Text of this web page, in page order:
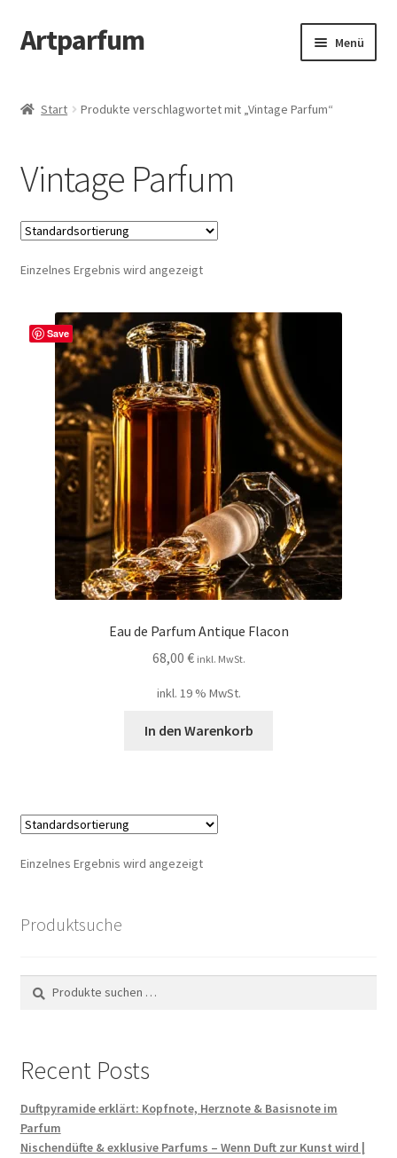
Zur
Navigation
Zum
Inhalt
Artparfum Menü
AGB
Cart
Checkout
Datenschutzbelehrung
Kontakt
My account
Nischendüfte Blog
Unser Shop edler Düfte
Unsere Versandarten
Start Produkte verschlagwortet mit „Vintage Parfum“
Vintage Parfum
Einzelnes Ergebnis wird angezeigt
Save
Eau de Parfum Antique Flacon
68,00 € inkl. MwSt.
inkl. 19 % MwSt.
In den Warenkorb
Einzelnes Ergebnis wird angezeigt
Produktsuche
Suchen
nach:
Suchen
Recent Posts
Duftpyramide erklärt: Kopfnote, Herznote & Basisnote im
Parfum
Nischendüfte & exklusive Parfums – Wenn Duft zur Kunst wird |